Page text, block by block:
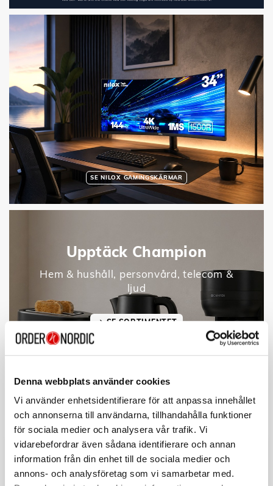
Denna webbplats använder cookies
Vi använder enhetsidentifierare för att anpassa innehållet
och annonserna till användarna, tillhandahålla funktioner
för sociala medier och analysera vår trafik. Vi
vidarebefordrar även sådana identifierare och annan
information från din enhet till de sociala medier och
annons- och analysföretag som vi samarbetar med.
SE NILOX GAMINGSKÄRMAR
Upptäck Champion
Hem & hushåll, personvård, telecom &
ljud
SE SORTIMENTET